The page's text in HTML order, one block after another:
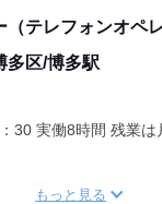
（テレフォンオペ
多区/博多駅
30 実働8時間 残業は
もっと見る